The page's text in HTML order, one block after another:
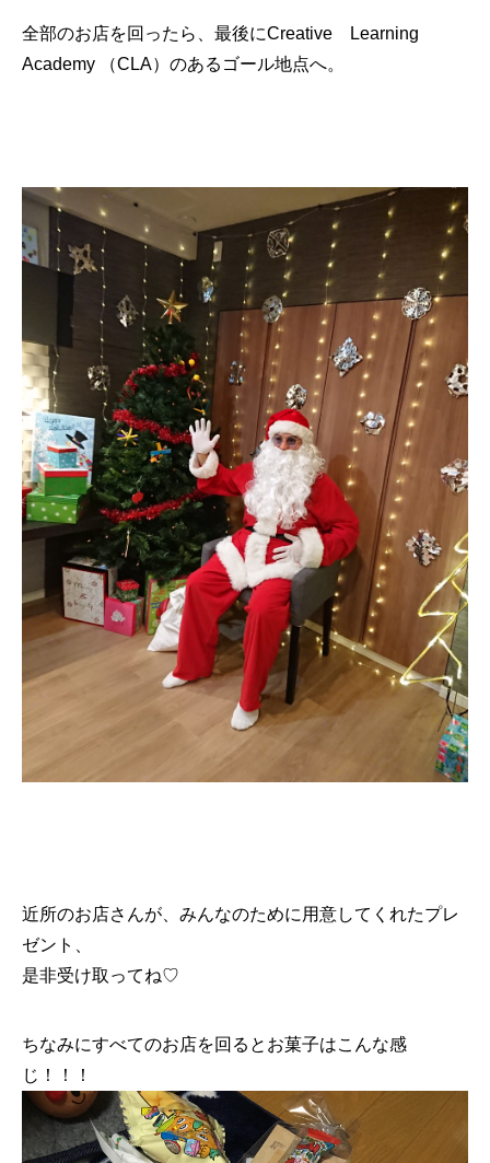
全部のお店を回ったら、最後にCreative Learning
Academy （CLA）のあるゴール地点へ。
近所のお店さんが、みんなのために用意してくれたプレ
ゼント、
是非受け取ってね♡
ちなみにすべてのお店を回るとお菓子はこんな感
じ！！！